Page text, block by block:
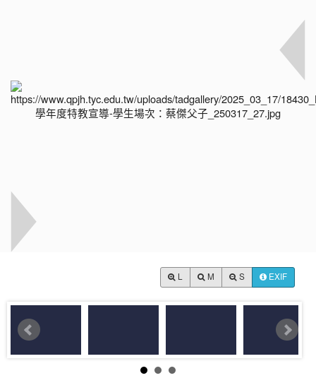
M S EXIF